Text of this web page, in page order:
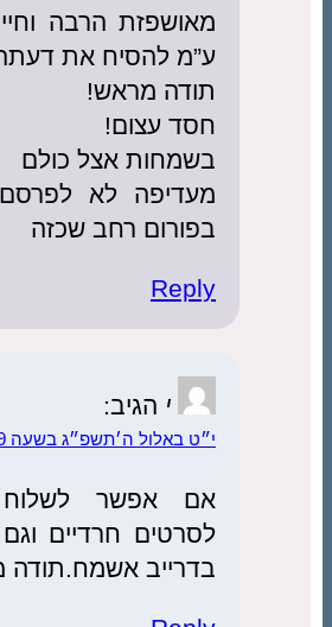
מאושפזת הרבה
ע”מ להסיח את
תודה מראש!
חסד עצום!
בשמחות אצל כולם
מעדיפה לא
בפורום רחב שכזה
Reply
י הגיב:
י״ט באלול ה׳תשפ״ג בשעה 19:09
אם אפשר לשלוח
לסרטים חרדיים
בדרייב